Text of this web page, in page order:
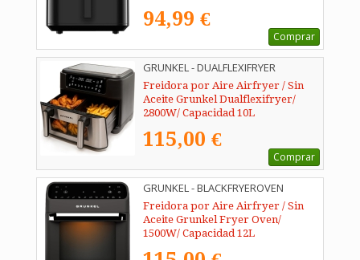
94,99 €
Comprar
GRUNKEL - DUALFLEXIFRYER
Freidora por Aire Airfryer / Sin
Aceite Grunkel Dualflexifryer/
2800W/ Capacidad 10L
115,00 €
Comprar
GRUNKEL - BLACKFRYEROVEN
Freidora por Aire Airfryer / Sin
Aceite Grunkel Fryer Oven/
1500W/ Capacidad 12L